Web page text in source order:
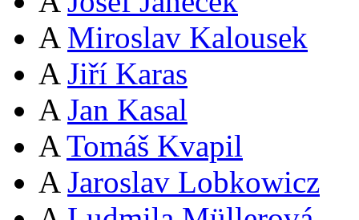
A Miroslav Kalousek
A Jiří Karas
A Jan Kasal
A Tomáš Kvapil
A Jaroslav Lobkowicz